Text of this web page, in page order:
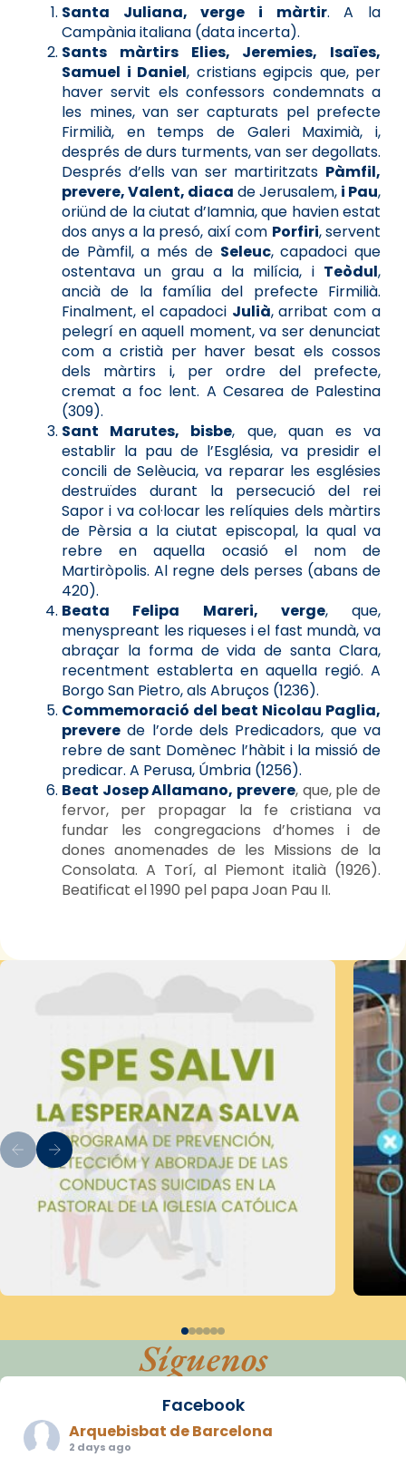
Santa Juliana, verge i màrtir. A la
Campània italiana (data incerta).
Sants màrtirs Elies, Jeremies, Isaïes,
Samuel i Daniel, cristians egipcis que, per
haver servit els confessors condemnats a
les mines, van ser capturats pel prefecte
Firmilià, en temps de Galeri Maximià, i,
després de durs turments, van ser degollats.
Després d’ells van ser martiritzats Pàmfil,
prevere, Valent, diaca de Jerusalem, i Pau,
oriünd de la ciutat d’Iamnia, que havien estat
dos anys a la presó, així com Porfiri, servent
de Pàmfil, a més de Seleuc, capadoci que
ostentava un grau a la milícia, i Teòdul,
ancià de la família del prefecte Firmilià.
Finalment, el capadoci Julià, arribat com a
pelegrí en aquell moment, va ser denunciat
com a cristià per haver besat els cossos
dels màrtirs i, per ordre del prefecte,
cremat a foc lent. A Cesarea de Palestina
(309).
Sant Marutes, bisbe, que, quan es va
establir la pau de l’Església, va presidir el
concili de Selèucia, va reparar les esglésies
destruïdes durant la persecució del rei
Sapor i va col·locar les relíquies dels màrtirs
de Pèrsia a la ciutat episcopal, la qual va
rebre en aquella ocasió el nom de
Martiròpolis. Al regne dels perses (abans de
420).
Beata Felipa Mareri, verge, que,
menyspreant les riqueses i el fast mundà, va
abraçar la forma de vida de santa Clara,
recentment establerta en aquella regió. A
Borgo San Pietro, als Abruços (1236).
Commemoració del beat Nicolau Paglia,
prevere de l’orde dels Predicadors, que va
rebre de sant Domènec l’hàbit i la missió de
predicar. A Perusa, Úmbria (1256).
Beat Josep Allamano, prevere, que, ple de
fervor, per propagar la fe cristiana va
fundar les congregacions d’homes i de
dones anomenades de les Missions de la
Consolata. A Torí, al Piemont italià (1926).
Beatificat el 1990 pel papa Joan Pau II.
Síguenos
Facebook
Arquebisbat de Barcelona
2 days ago